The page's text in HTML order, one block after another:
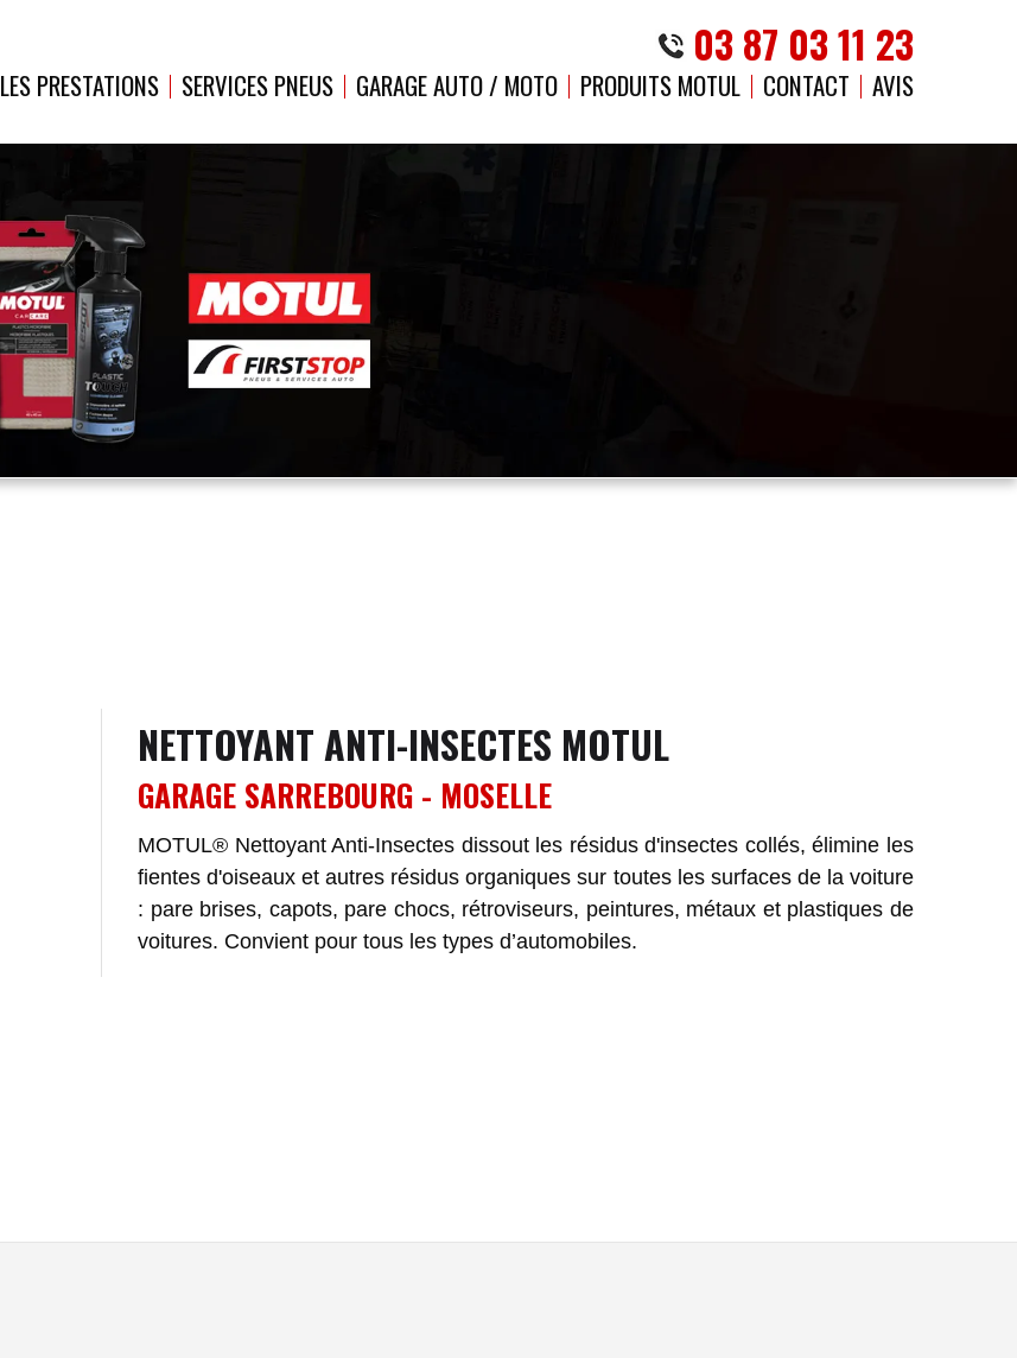
03 87 03 11 23
LES PRESTATIONS SERVICES PNEUS GARAGE AUTO / MOTO PRODUITS MOTUL CONTACT AVIS
NETTOYANT ANTI-INSECTES MOTUL
GARAGE SARREBOURG - MOSELLE
MOTUL® Nettoyant Anti-Insectes dissout les résidus d'insectes collés, élimine les
fientes d'oiseaux et autres résidus organiques sur toutes les surfaces de la voiture
: pare brises, capots, pare chocs, rétroviseurs, peintures, métaux et plastiques de
voitures. Convient pour tous les types d’automobiles.